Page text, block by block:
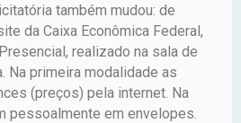
também mudou: de
da Caixa Econômica Federal,
realizado na sala de
Na primeira modalidade as
(preços) pela internet. Na
pessoalmente em envelopes.